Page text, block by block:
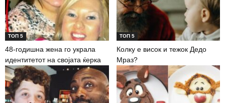
ТОП 5
48-годишна жена го украла
идентитетот на својата ќерка
ТОП 5
Колку е висок и тежок Дедо
Мраз?